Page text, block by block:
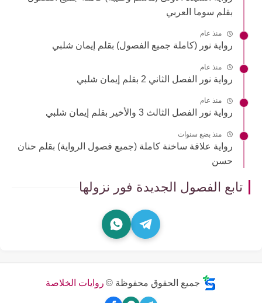
بقلم سوما العربي
منذ عام
رواية نور (كاملة جميع الفصول) بقلم إيمان شلبي
منذ عام
رواية نور الفصل الثاني 2 بقلم إيمان شلبي
منذ عام
رواية نور الفصل الثالث 3 والأخير بقلم إيمان شلبي
منذ بضع سنوات
رواية علاقة ساخنة كاملة (جميع فصول الرواية) بقلم حنان
حسن
تابع الفصول الجديدة فور نزولها
جميع الحقوق محفوظة © روايات الخلاصة